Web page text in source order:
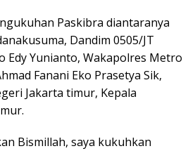
Paskibra diantaranya
Dandim 0505/JT
Edy Yunianto, Wakapolres Metro
Fanani Eko Prasetya Sik,
Jakarta timur, Kepala
Bismillah, saya kukuhkan